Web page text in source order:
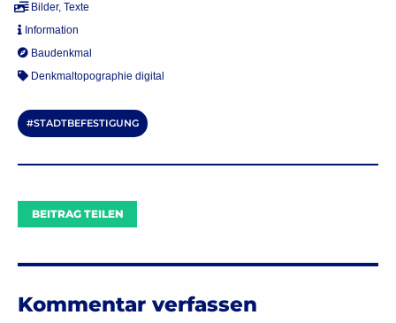
Bilder, Texte
Information
Baudenkmal
Denkmaltopographie digital
STADTBEFESTIGUNG
BEITRAG TEILEN
Kommentar verfassen